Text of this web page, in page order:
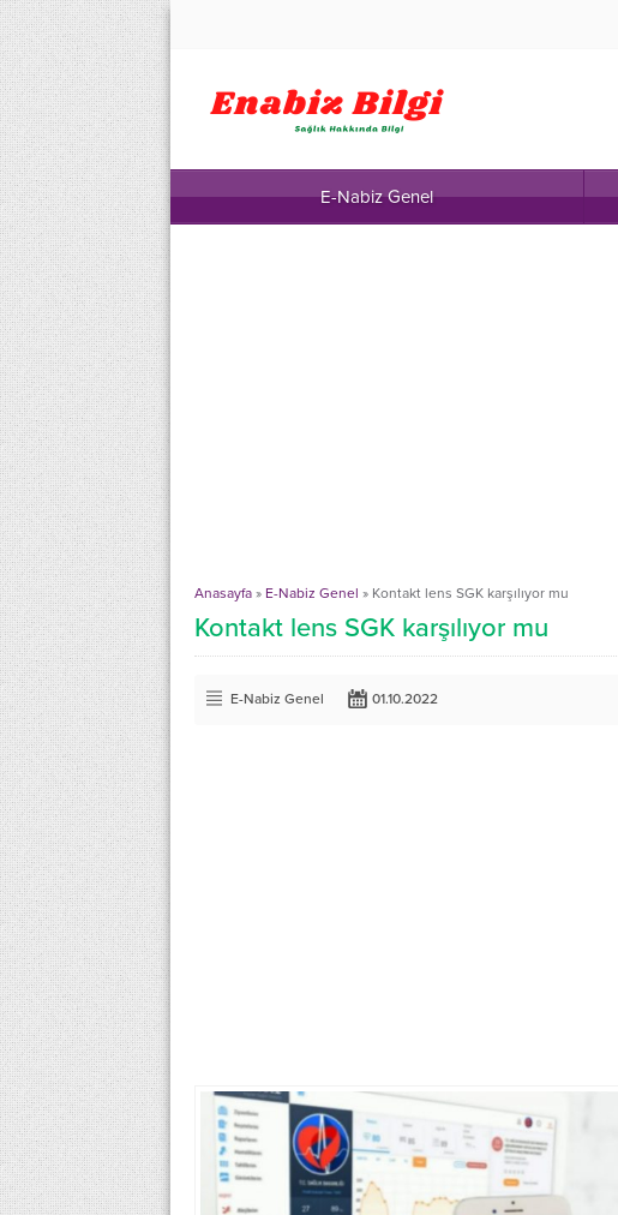
E-Nabiz Genel
Anasayfa » E-Nabiz Genel » Kontakt lens SGK karşılıyor mu
Kontakt lens SGK karşılıyor mu
E-Nabiz Genel 01.10.2022